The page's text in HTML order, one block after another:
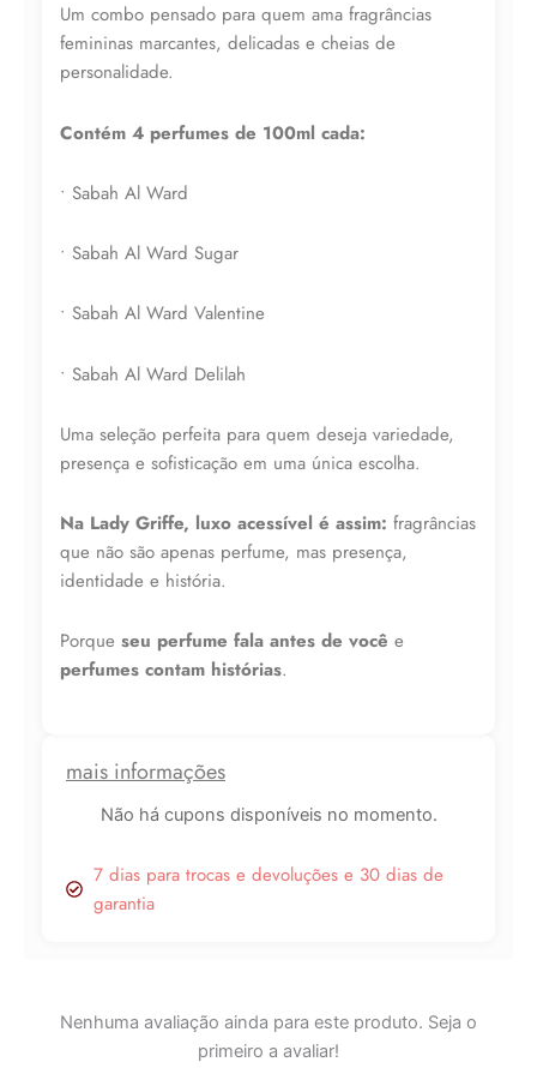
mais informações
Não há cupons disponíveis no momento.
7 dias para trocas e devoluções e 30 dias de
garantia
R$1.164,50
Compre por
6x de R$141,68
Um combo pensado para quem ama fragrâncias
femininas marcantes, delicadas e cheias de
personalidade.
Contém 4 perfumes de 100ml cada:
• Sabah Al Ward
• Sabah Al Ward Sugar
• Sabah Al Ward Valentine
• Sabah Al Ward Delilah
Uma seleção perfeita para quem deseja variedade,
presença e sofisticação em uma única escolha.
Na Lady Griffe, luxo acessível é assim: fragrâncias
que não são apenas perfume, mas presença,
identidade e história.
Porque seu perfume fala antes de você e
perfumes contam histórias.
Nenhuma avaliação ainda para este produto. Seja o
primeiro a avaliar!